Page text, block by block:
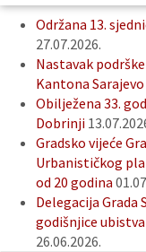
Održana 13.
27.07.2026.
Nastavak
Kantona Sarajevo
Obilježena 33.
Dobrinji
Gradsko vijeće
Urbanističkog
od 20 godina
Delegacija Grada
godišnjice
26.06.2026.